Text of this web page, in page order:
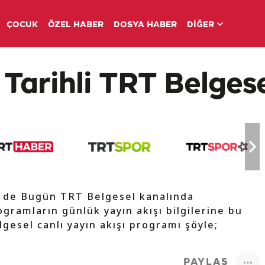
ÇOCUK ÖZEL HABER DOSYA HABER DİĞER
TRT
de Bugün TRT Belgesel kanalında
günlük yayın akışı bilgilerine bu
canlı yayın akışı programı şöyle;
PAYLAŞ